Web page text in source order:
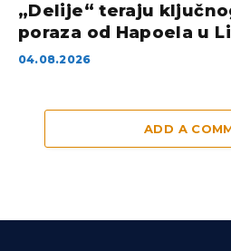
„Delije“ teraju
poraza od Hapoela u
04.08.2026
ADD A